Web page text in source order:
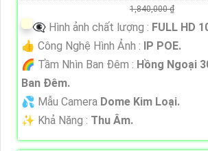
1,840,000 ₫
👁️‍🗨 Hình ảnh chất lượng : FULL HD
👍 Công Nghệ Hình Ảnh : IP POE.
🌈 Tầm Nhìn Ban Đêm : Hồng Ngoại
Ban Đêm.
💦 Mẫu Camera Dome Kim Loại.
️✨ Khả Năng : Thu Âm.